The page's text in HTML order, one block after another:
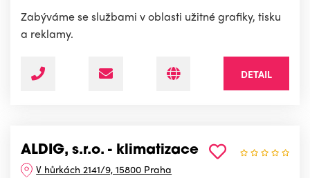
Zabýváme se službami v oblasti užitné grafiky, tisku
a reklamy.
DETAIL
ALDIG, s.r.o. - klimatizace
V hůrkách 2141/9, 15800 Praha